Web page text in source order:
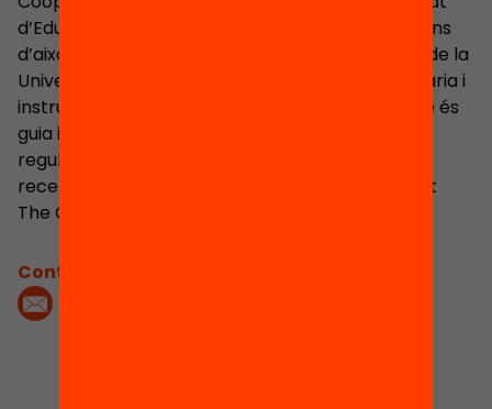
d’Educació de la Universitat de Nottingham. Abans
d’això també va ser tutor a l’Institut d’Educació de la
Universitat de Cambridge, professor de secundària i
instructor a l’Outward Bound Trust. David també és
guia internacional de muntanya i encara puja
regularment als Alps i a l’Himalaya. El seu llibre
recent Every School a Great School l’ha publicat
The Open University Press.
Contacta'm: